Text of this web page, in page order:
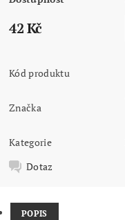
42 Kč
Kód produktu
Značka
Kategorie
Dotaz
POPIS